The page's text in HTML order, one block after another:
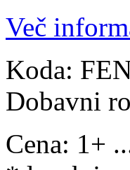
Več
Koda:
Dobavni
Cena: 1+